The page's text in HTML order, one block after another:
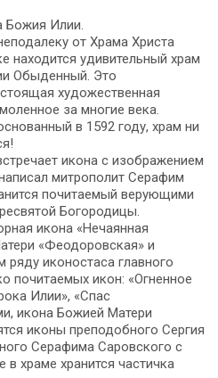
Божия Илии.
от Храма Христа
находится удивительный храм
Обыденный. Это
художественная
за многие века.
в 1592 году, храм ни
икона с изображением
митрополит Серафим
почитаемый верующими
Богородицы.
икона «Нечаянная
«Феодоровская» и
ряду иконостаса главного
почитаемых икон: «Огненное
Илии», «Спас
икона Божией Матери
иконы преподобного Сергия
Серафима Саровского с
храме хранится частичка